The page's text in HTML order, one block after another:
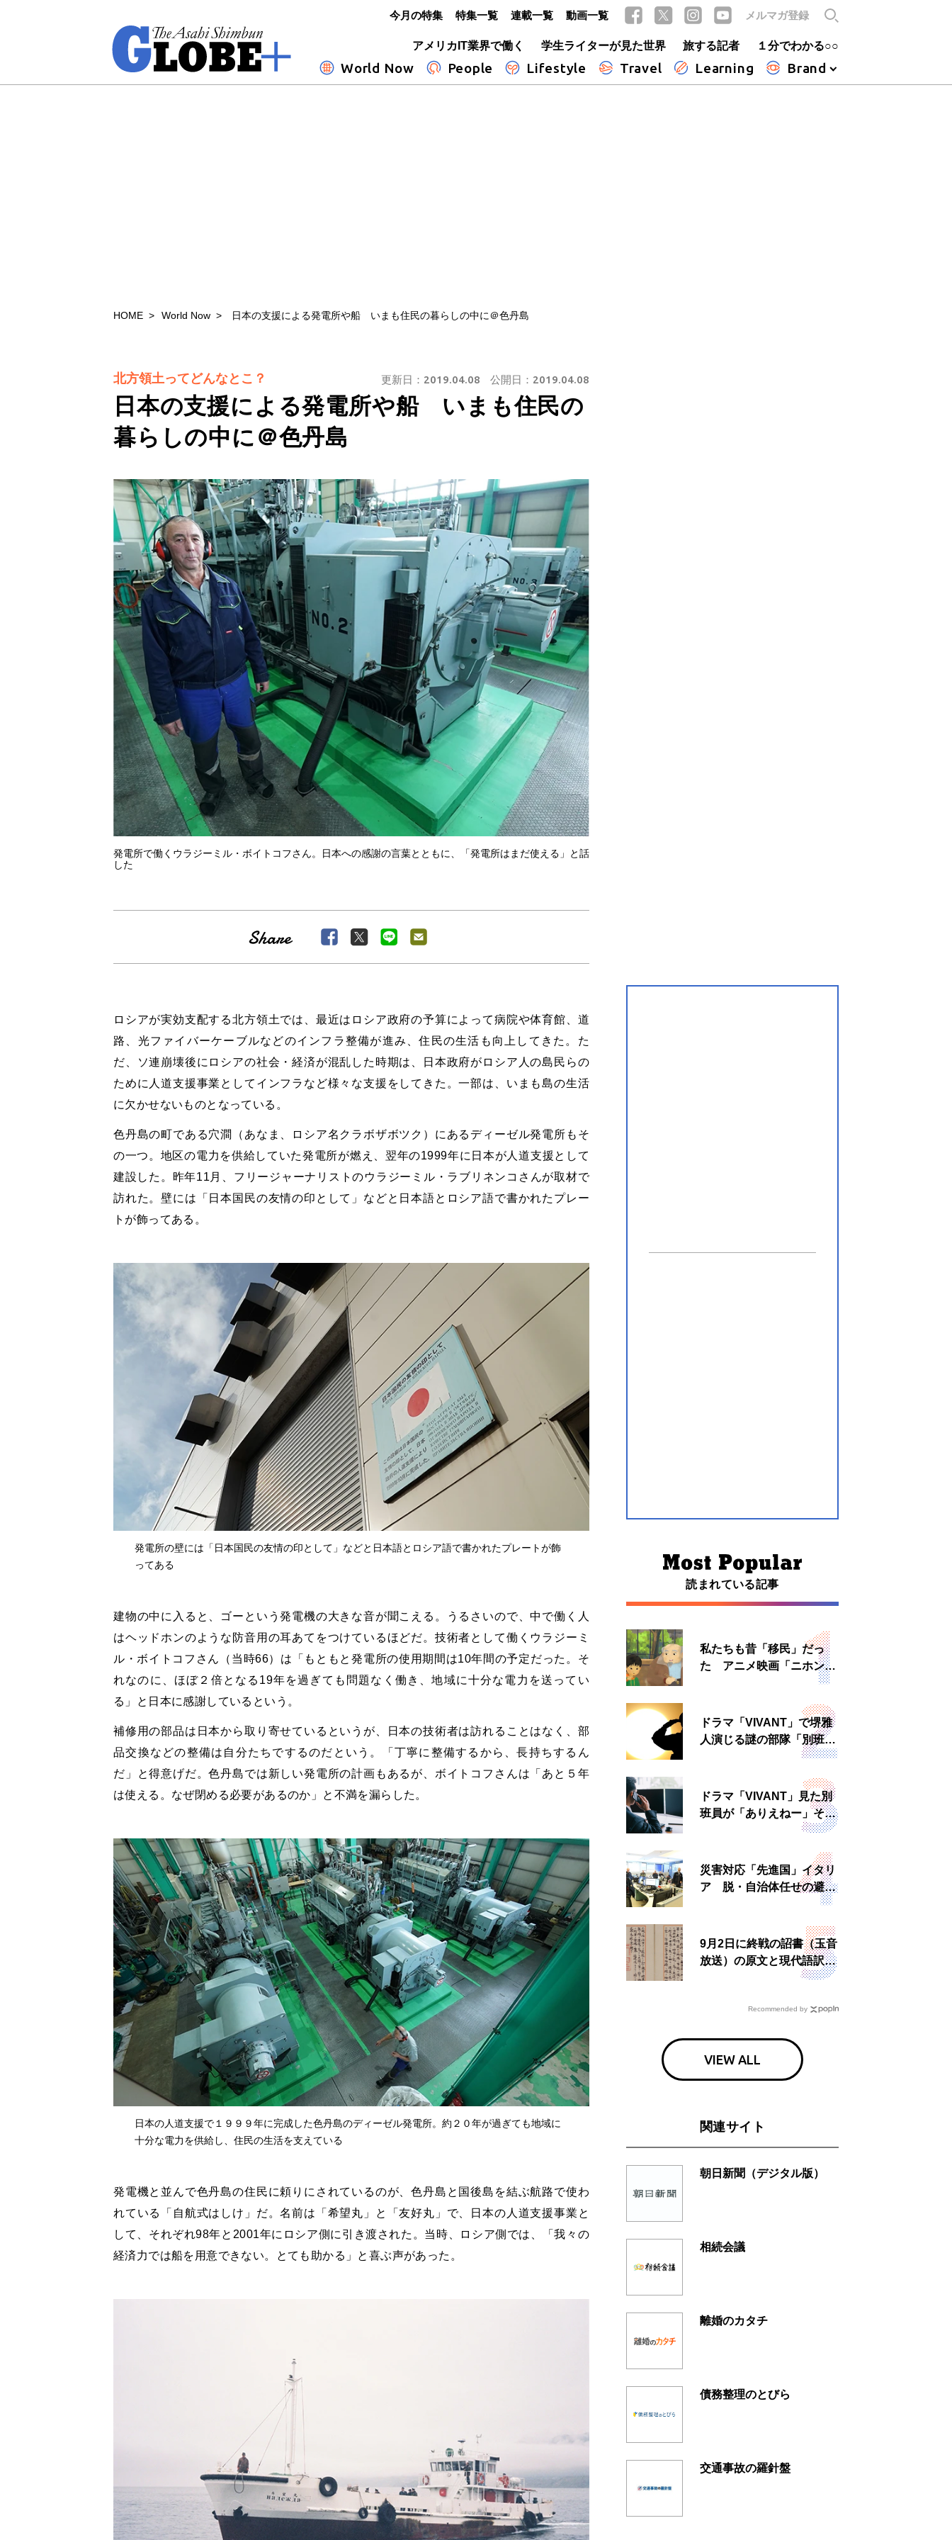
アメリカIT業界で働く
学生ライターが見た世界 旅する記者 １分でわかる○○
World Now People Lifestyle Travel Learning Brand
今月の特集 特集一覧 連載一覧 動画一覧 メルマガ登録
HOME World Now 日本の支援による発電所や船 いまも住民の暮らしの中に＠色丹島
日本の支援による発電所や船 いまも住民の
暮らしの中に＠色丹島
北方領土ってどんなとこ？ 更新日： 2019.04.08 公開日： 2019.04.08
発電所で働くウラジーミル・ボイトコフさん。日本への感謝の言葉とともに、「発電所はまだ使える」と話
した
ロシアが実効支配する北方領土では、最近はロシア政府の予算によって病院や体育館、道
路、光ファイバーケーブルなどのインフラ整備が進み、住民の生活も向上してきた。た
だ、ソ連崩壊後にロシアの社会・経済が混乱した時期は、日本政府がロシア人の島民らの
ために人道支援事業としてインフラなど様々な支援をしてきた。一部は、いまも島の生活
に欠かせないものとなっている。
色丹島の町である穴澗（あなま、ロシア名クラボザボツク）にあるディーゼル発電所もそ
の一つ。地区の電力を供給していた発電所が燃え、翌年の1999年に日本が人道支援として
建設した。昨年11月、フリージャーナリストのウラジーミル・ラブリネンコさんが取材で
訪れた。壁には「日本国民の友情の印として」などと日本語とロシア語で書かれたプレー
トが飾ってある。
発電所の壁には「日本国民の友情の印として」などと日本語とロシア語で書かれたプレートが飾
ってある
建物の中に入ると、ゴーという発電機の大きな音が聞こえる。うるさいので、中で働く人
はヘッドホンのような防音用の耳あてをつけているほどだ。技術者として働くウラジーミ
ル・ボイトコフさん（当時66）は「もともと発電所の使用期間は10年間の予定だった。そ
れなのに、ほぼ２倍となる19年を過ぎても問題なく働き、地域に十分な電力を送ってい
る」と日本に感謝しているという。
補修用の部品は日本から取り寄せているというが、日本の技術者は訪れることはなく、部
品交換などの整備は自分たちでするのだという。「丁寧に整備するから、長持ちするん
だ」と得意げだ。色丹島では新しい発電所の計画もあるが、ボイトコフさんは「あと５年
は使える。なぜ閉める必要があるのか」と不満を漏らした。
日本の人道支援で１９９９年に完成した色丹島のディーゼル発電所。約２０年が過ぎても地域に
十分な電力を供給し、住民の生活を支えている
発電機と並んで色丹島の住民に頼りにされているのが、色丹島と国後島を結ぶ航路で使わ
れている「自航式はしけ」だ。名前は「希望丸」と「友好丸」で、日本の人道支援事業と
して、それぞれ98年と2001年にロシア側に引き渡された。当時、ロシア側では、「我々の
経済力では船を用意できない。とても助かる」と喜ぶ声があった。
読まれている記事
私たちも昔「移民」だっ
た アニメ映画「ニホンジ
ドラマ「VIVANT」で堺雅
人演じる謎の部隊「別班」
は実在する？内情知る人物
ドラマ「VIVANT」見た別
班員が「ありえねー」その
理由とは 非公然組織ゆえ
災害対応「先進国」イタリ
ア 脱・自治体任せの避難
所運営、被災者への温かい
9月2日に終戦の詔書（玉音
放送）の原文と現代語訳を
読む もう一つの「終戦の
Recommended by
VIEW ALL
関連サイト
朝日新聞（デジタル版）
相続会議
離婚のカタチ
債務整理のとびら
交通事故の羅針盤